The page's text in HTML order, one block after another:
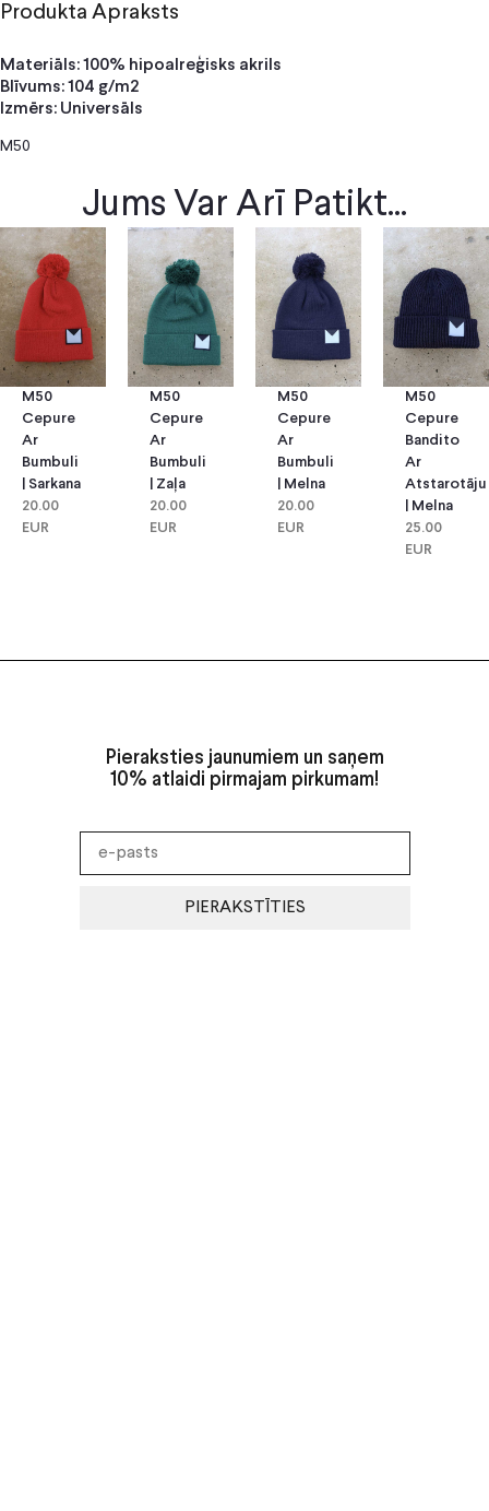
Produkta Apraksts
Materiāls: 100% hipoalreģisks akrils
Blīvums: 104 g/m2
Izmērs: Universāls
M50
Jums Var Arī Patikt...
M50
Cepure
Ar
Bumbuli
| Sarkana
20.00
EUR
M50
Cepure
Ar
Bumbuli
| Zaļa
20.00
EUR
M50
Cepure
Ar
Bumbuli
| Melna
20.00
EUR
M50
Cepure
Bandito
Ar
Atstarotāju
| Melna
25.00
EUR
Pieraksties jaunumiem un saņem
10% atlaidi pirmajam pirkumam!
PIERAKSTĪTIES